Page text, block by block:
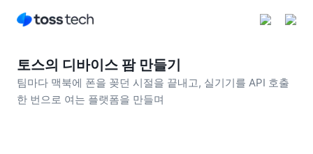
토스의 디바이스 팜 만들기
팀마다 맥북에 폰을 꽂던 시절을 끝내고, 실기기를 API 호출
한 번으로 여는 플랫폼을 만들며